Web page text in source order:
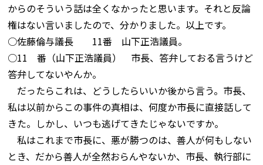
からのそういう話は全くなかったと思います。それと反論
権はない言いましたので、分かりました。以上です。
○佐藤倫与議長 11番 山下正浩議員。
○11 番（山下正浩議員） 市長、答弁しておる言うけど
答弁してないやんか。
だったらこれは、どうしたらいいか後から言う。市長、
私は以前からこの事件の真相は、何度か市長に直接話して
きた。しかし、いつも逃げてきたじゃないですか。
私はこれまで市長に、悪が勝つのは、善人が何もしない
とき、だから善人が全然おらんやないか、市長、執行部に